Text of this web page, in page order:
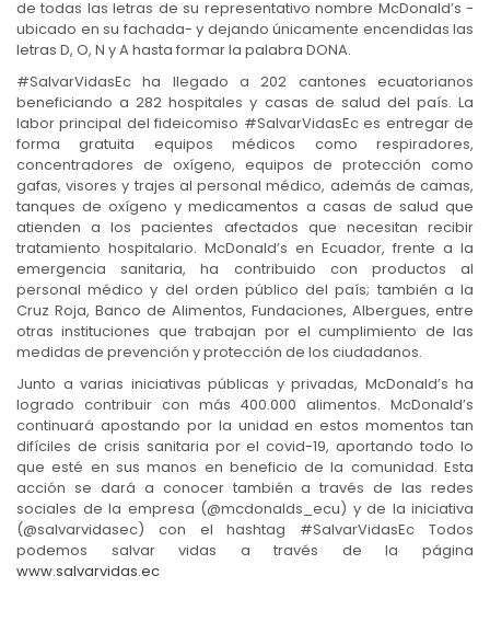
de todas las letras de su representativo nombre McDonald’s -
ubicado en su fachada- y dejando únicamente encendidas las
letras D, O, N y A hasta formar la palabra DONA.
#SalvarVidasEc ha llegado a 202 cantones ecuatorianos
beneficiando a 282 hospitales y casas de salud del país. La
labor principal del fideicomiso #SalvarVidasEc es entregar de
forma gratuita equipos médicos como respiradores,
concentradores de oxígeno, equipos de protección como
gafas, visores y trajes al personal médico, además de camas,
tanques de oxígeno y medicamentos a casas de salud que
atienden a los pacientes afectados que necesitan recibir
tratamiento hospitalario. McDonald’s en Ecuador, frente a la
emergencia sanitaria, ha contribuido con productos al
personal médico y del orden público del país; también a la
Cruz Roja, Banco de Alimentos, Fundaciones, Albergues, entre
otras instituciones que trabajan por el cumplimiento de las
medidas de prevención y protección de los ciudadanos.
Junto a varias iniciativas públicas y privadas, McDonald’s ha
logrado contribuir con más 400.000 alimentos. McDonald’s
continuará apostando por la unidad en estos momentos tan
difíciles de crisis sanitaria por el covid-19, aportando todo lo
que esté en sus manos en beneficio de la comunidad. Esta
acción se dará a conocer también a través de las redes
sociales de la empresa (@mcdonalds_ecu) y de la iniciativa
(@salvarvidasec) con el hashtag #SalvarVidasEc Todos
podemos salvar vidas a través de la página
www.salvarvidas.ec